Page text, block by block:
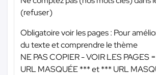
(refuser)
Obligatoire voir les pages : Pour
du texte et comprendre le thème
NE PAS COPIER - VOIR LES PAGES
URL MASQUÉE ***et*** URL